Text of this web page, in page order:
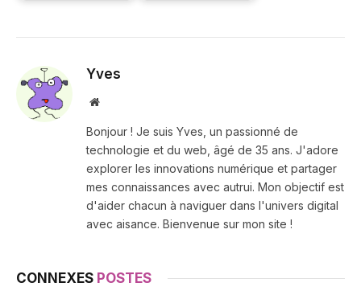
Yves
Site
Bonjour ! Je suis Yves, un passionné de
technologie et du web, âgé de 35 ans. J'adore
explorer les innovations numérique et partager
mes connaissances avec autrui. Mon objectif est
d'aider chacun à naviguer dans l'univers digital
avec aisance. Bienvenue sur mon site !
CONNEXES POSTES